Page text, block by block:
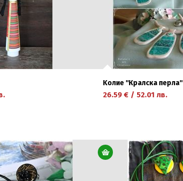
Kолие ''Кралска перла''
26.59 € / 52.01 лв.
научете повече